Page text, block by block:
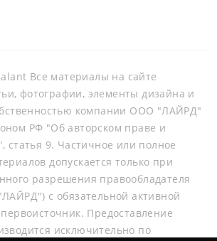
Все материалы на сайте
фотографии, элементы дизайна и
компании ООО "ЛАЙРД"
РФ "Об авторском праве и
статья 9. Частичное или полное
допускается только при
разрешения правообладателя
с обязательной активной
Предоставление
исключительно по